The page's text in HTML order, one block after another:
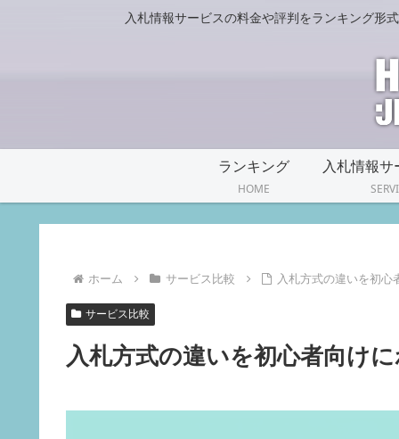
入札情報サービスの料金や評判をランキング形
ランキング
HOME
ホーム サービス比較 入札方式の違いを初心
サービス比較
入札方式の違いを初心者向け